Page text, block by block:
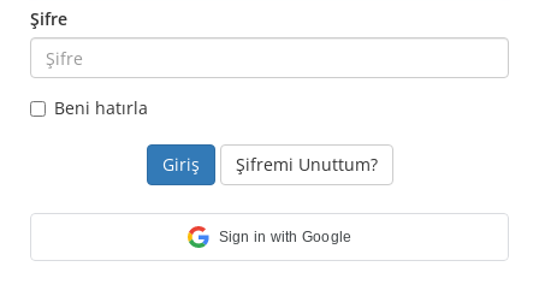
Şifre
Beni hatırla
Şifremi Unuttum?
Sign in with Google